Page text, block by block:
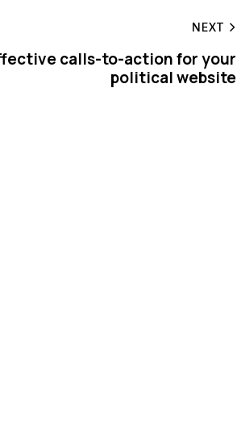
NEXT
calls-to-action for your
political website